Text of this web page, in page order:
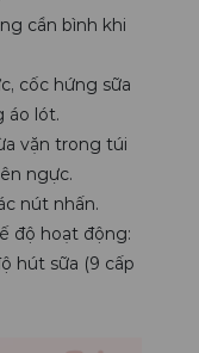
cần bình khi
cốc hứng sữa
áo lót.
vặn trong túi
ngực.
nút nhấn.
độ hoạt động:
hút sữa (9 cấp